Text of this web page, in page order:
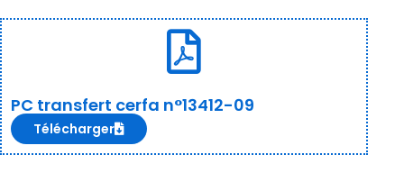
PC transfert cerfa n°13412-09
Télécharger